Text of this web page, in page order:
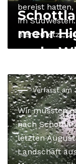
bereist
im
hier zuletzt,
mehr
mehr
Verfasst am
Wir mussten
nach
letzten
Landschaft